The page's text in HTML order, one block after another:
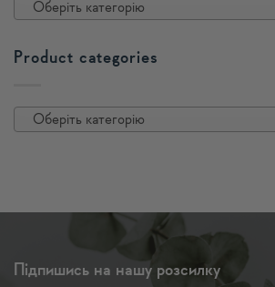
Оберіть категорію
Product categories
Оберіть категорію
Підпишись на нашу розсилку